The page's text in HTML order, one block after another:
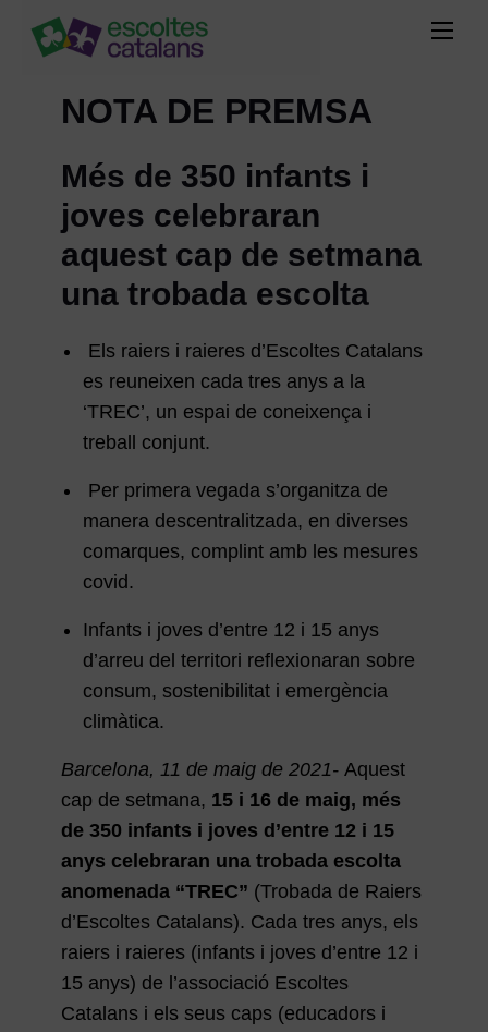
NOTA DE PREMSA
Més de 350 infants i
joves celebraran
aquest cap de setmana
una trobada escolta
Els raiers i raieres d’Escoltes Catalans
es reuneixen cada tres anys a la
‘TREC’, un espai de coneixença i
treball conjunt.
Per primera vegada s’organitza de
manera descentralitzada, en diverses
comarques, complint amb les mesures
covid.
Infants i joves d’entre 12 i 15 anys
d’arreu del territori reflexionaran sobre
consum, sostenibilitat i emergència
climàtica.
Barcelona, 11 de maig de 2021- Aquest
cap de setmana, 15 i 16 de maig, més
de 350 infants i joves d’entre 12 i 15
anys celebraran una trobada escolta
anomenada “TREC” (Trobada de Raiers
d’Escoltes Catalans). Cada tres anys, els
raiers i raieres (infants i joves d’entre 12 i
15 anys) de l’associació Escoltes
Catalans i els seus caps (educadors i